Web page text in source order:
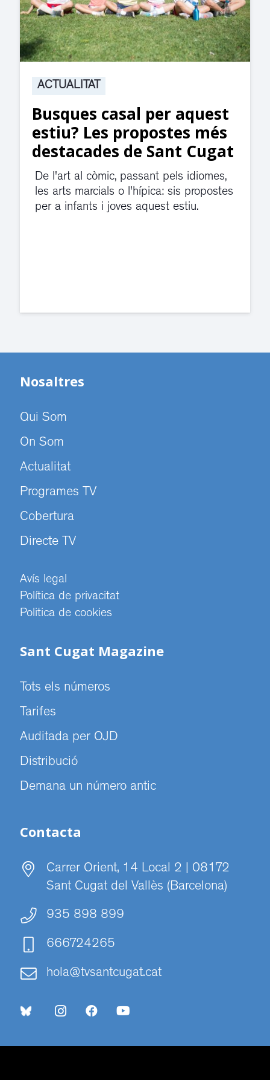
ACTUALITAT
Busques casal per aquest
estiu? Les propostes més
destacades de Sant Cugat
De l'art al còmic, passant pels idiomes,
les arts marcials o l'hípica: sis propostes
per a infants i joves aquest estiu.
Nosaltres
Qui Som
On Som
Actualitat
Programes TV
Cobertura
Directe TV
Avís legal
Política de privacitat
Politica de cookies
Sant Cugat Magazine
Tots els números
Tarifes
Auditada per OJD
Distribució
Demana un número antic
Contacta
Carrer Orient, 14 Local 2 | 08172
Sant Cugat del Vallès (Barcelona)
935 898 899
666724265
hola@tvsantcugat.cat